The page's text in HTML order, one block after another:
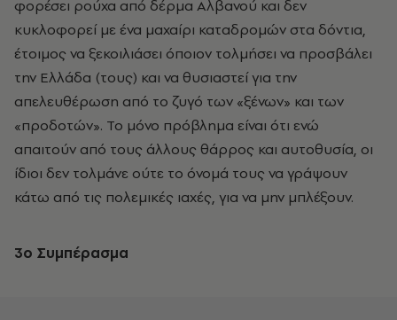
φορέσει ρούχα από δέρμα Αλβανού και δεν
κυκλοφορεί με ένα μαχαίρι καταδρομών στα δόντια,
έτοιμος να ξεκοιλιάσει όποιον τολμήσει να προσβάλει
την Ελλάδα (τους) και να θυσιαστεί για την
απελευθέρωση από το ζυγό των «ξένων» και των
«προδοτών». Το μόνο πρόβλημα είναι ότι ενώ
απαιτούν από τους άλλους θάρρος και αυτοθυσία, οι
ίδιοι δεν τολμάνε ούτε το όνομά τους να γράψουν
κάτω από τις πολεμικές ιαχές, για να μην μπλέξουν.
3o Συμπέρασμα